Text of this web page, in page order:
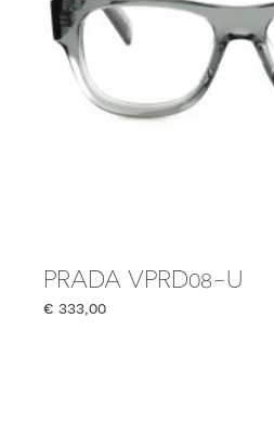
PRADA VPRD08-U
€ 333,00